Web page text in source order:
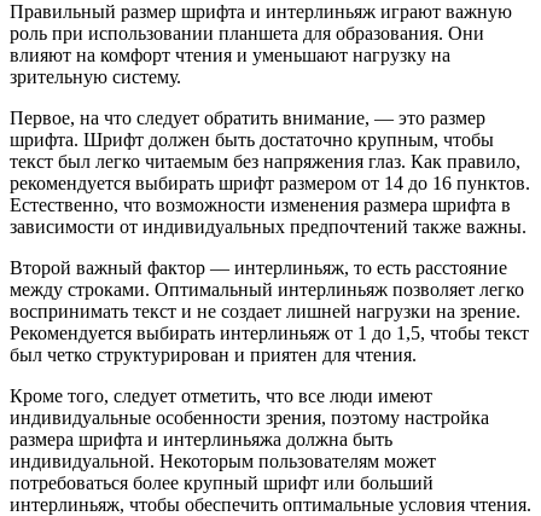
Правильный размер шрифта и интерлиньяж играют важную
роль при использовании планшета для образования. Они
влияют на комфорт чтения и уменьшают нагрузку на
зрительную систему.
Первое, на что следует обратить внимание, — это размер
шрифта. Шрифт должен быть достаточно крупным, чтобы
текст был легко читаемым без напряжения глаз. Как правило,
рекомендуется выбирать шрифт размером от 14 до 16 пунктов.
Естественно, что возможности изменения размера шрифта в
зависимости от индивидуальных предпочтений также важны.
Второй важный фактор — интерлиньяж, то есть расстояние
между строками. Оптимальный интерлиньяж позволяет легко
воспринимать текст и не создает лишней нагрузки на зрение.
Рекомендуется выбирать интерлиньяж от 1 до 1,5, чтобы текст
был четко структурирован и приятен для чтения.
Кроме того, следует отметить, что все люди имеют
индивидуальные особенности зрения, поэтому настройка
размера шрифта и интерлиньяжа должна быть
индивидуальной. Некоторым пользователям может
потребоваться более крупный шрифт или больший
интерлиньяж, чтобы обеспечить оптимальные условия чтения.